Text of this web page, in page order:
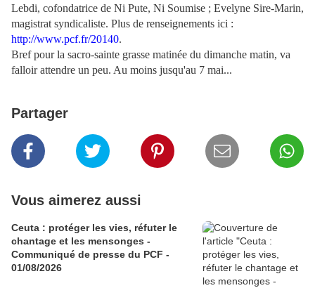
Lebdi, cofondatrice de Ni Pute, Ni Soumise ; Evelyne Sire-Marin,
magistrat syndicaliste. Plus de renseignements ici :
http://www.pcf.fr/20140.
Bref pour la sacro-sainte grasse matinée du dimanche matin, va
falloir attendre un peu. Au moins jusqu'au 7 mai...
Partager
Vous aimerez aussi
Ceuta : protéger les vies, réfuter le
chantage et les mensonges -
Communiqué de presse du PCF -
01/08/2026